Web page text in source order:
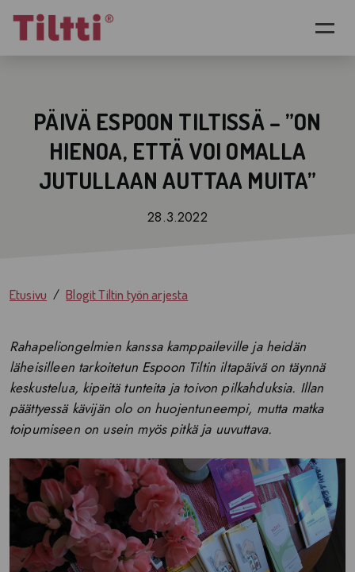
PÄIVÄ ESPOON TILTISSÄ – ”ON
HIENOA, ETTÄ VOI OMALLA
JUTULLAAN AUTTAA MUITA”
28.3.2022
Etusivu Blogit Tiltin työn arjesta
Rahapeliongelmien kanssa kamppaileville ja heidän
läheisilleen tarkoitetun Espoon Tiltin iltapäivä on täynnä
keskustelua, kipeitä tunteita ja toivon pilkahduksia. Illan
päättyessä kävijän olo on huojentuneempi, mutta matka
toipumiseen on usein myös pitkä ja uuvuttava.